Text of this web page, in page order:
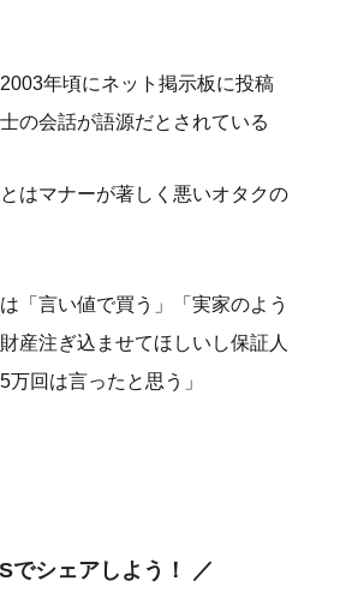
年頃にネット掲示板に投稿
の会話が語源だとされている
とはマナーが著しく悪いオタクの
「言い値で買う」「実家のよう
産注ぎ込ませてほしいし保証人
万回は言ったと思う」
でシェアしよう！ ／